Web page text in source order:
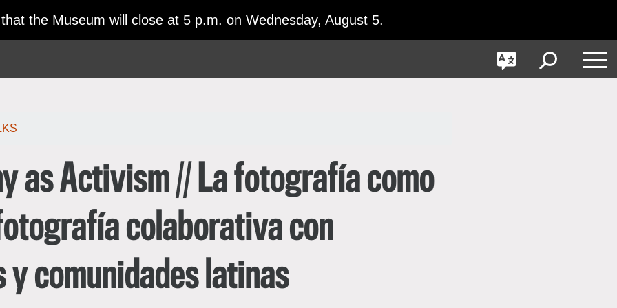
the Museum will close at 5 p.m. on Wednesday, August 5.
GO
本語
어
Toggle
Language
Toggle
Search
Toggle
as Activism // La fotografía como
colaborativa con
comunidades latinas